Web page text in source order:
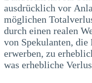
ausdrücklich vor
möglichen
durch einen realen
von Spekulanten,
was erhebliche